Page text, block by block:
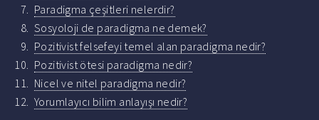
Paradigma çeşitleri nelerdir?
Sosyoloji de paradigma ne demek?
Pozitivist felsefeyi temel alan paradigma nedir?
Pozitivist ötesi paradigma nedir?
Nicel ve nitel paradigma nedir?
Yorumlayıcı bilim anlayışı nedir?